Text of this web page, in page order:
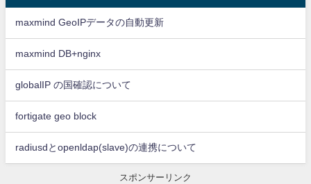
maxmind GeoIPデータの自動更新
maxmind DB+nginx
globalIP の国確認について
fortigate geo block
radiusdとopenldap(slave)の連携について
スポンサーリンク